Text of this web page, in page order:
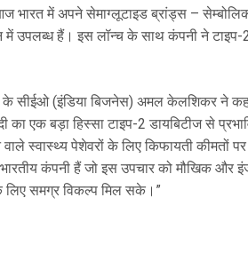
भारत में अपने सेमाग्लूटाइड ब्रांड्स –
उपलब्ध हैं। इस लॉन्च के साथ कंपनी ने टाइप-2
के सीईओ (इंडिया बिजनेस) अमल केलशिकर ने
का एक बड़ा हिस्सा टाइप-2 डायबिटीज से
स्वास्थ्य पेशेवरों के लिए किफायती कीमतों पर
भारतीय कंपनी हैं जो इस उपचार को मौखिक और
लिए समग्र विकल्प मिल सके।”